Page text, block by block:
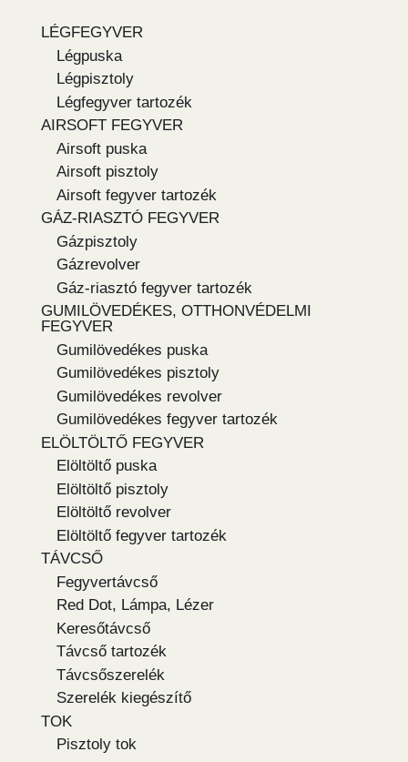
LÉGFEGYVER
Légpuska
Légpisztoly
Légfegyver tartozék
AIRSOFT FEGYVER
Airsoft puska
Airsoft pisztoly
Airsoft fegyver tartozék
GÁZ-RIASZTÓ FEGYVER
Gázpisztoly
Gázrevolver
Gáz-riasztó fegyver tartozék
GUMILÖVEDÉKES, OTTHONVÉDELMI
FEGYVER
Gumilövedékes puska
Gumilövedékes pisztoly
Gumilövedékes revolver
Gumilövedékes fegyver tartozék
ELÖLTÖLTŐ FEGYVER
Elöltöltő puska
Elöltöltő pisztoly
Elöltöltő revolver
Elöltöltő fegyver tartozék
TÁVCSŐ
Fegyvertávcső
Red Dot, Lámpa, Lézer
Keresőtávcső
Távcső tartozék
Távcsőszerelék
Szerelék kiegészítő
TOK
Pisztoly tok